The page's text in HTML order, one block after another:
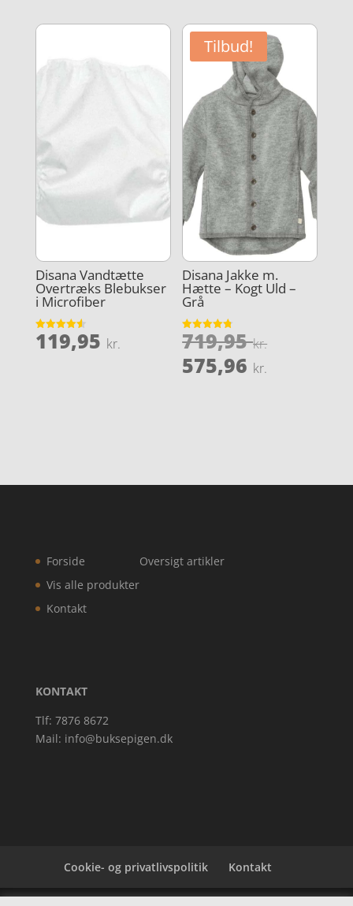
439,95
pris
er:
351,96
Disana Vandtætte
Overtræks Blebukser
i Microfiber
Vurderet
4.6
119,95 kr.
Tilbud!
Disana Jakke m.
Hætte – Kogt Uld –
Grå
Vurderet
4.8
719,95kr.Den
575,96 kr.
Forside
Vis alle produkter
Kontakt
Oversigt artikler
KONTAKT
Tlf: 7876 8672
Mail: info@buksepigen.dk
Cookie- og privatlivspolitik Kontakt